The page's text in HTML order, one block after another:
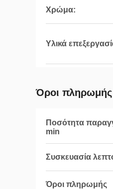
Χρώμα:
Υλικά
Όροι πληρωμής
Ποσότητα
min
Συσκευασία
Όροι πληρωμής